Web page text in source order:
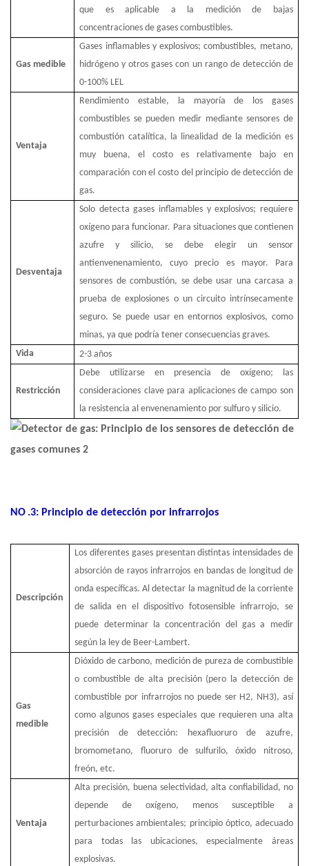
que es aplicable a la medición de bajas
concentraciones de gases combustibles.
Gas medible
Gases inflamables y explosivos; combustibles, metano,
hidrógeno y otros gases con un rango de detección de
0-100% LEL
Ventaja
Rendimiento estable, la mayoría de los gases
combustibles se pueden medir mediante sensores de
combustión catalítica, la linealidad de la medición es
muy buena, el costo es relativamente bajo en
comparación con el costo del principio de detección de
gas.
Desventaja
Solo detecta gases inflamables y explosivos; requiere
oxígeno para funcionar. Para situaciones que contienen
azufre y silicio, se debe elegir un sensor
antienvenenamiento, cuyo precio es mayor. Para
sensores de combustión, se debe usar una carcasa a
prueba de explosiones o un circuito intrínsecamente
seguro. Se puede usar en entornos explosivos, como
minas, ya que podría tener consecuencias graves.
Vida
2-3 años
Restricción
Debe utilizarse en presencia de oxígeno; las
consideraciones clave para aplicaciones de campo son
la resistencia al envenenamiento por sulfuro y silicio.
NO .3: Principio de detección por infrarrojos
Descripción
Los diferentes gases presentan distintas intensidades de
absorción de rayos infrarrojos en bandas de longitud de
onda específicas. Al detectar la magnitud de la corriente
de salida en el dispositivo fotosensible infrarrojo, se
puede determinar la concentración del gas a medir
según la ley de Beer-Lambert.
Gas
medible
Dióxido de carbono, medición de pureza de combustible
o combustible de alta precisión (pero la detección de
combustible por infrarrojos no puede ser H2, NH3), así
como algunos gases especiales que requieren una alta
precisión de detección: hexafluoruro de azufre,
bromometano, fluoruro de sulfurilo, óxido nitroso,
freón, etc.
Ventaja
Alta precisión, buena selectividad, alta confiabilidad, no
depende de oxígeno, menos susceptible a
perturbaciones ambientales; principio óptico, adecuado
para todas las ubicaciones, especialmente áreas
explosivas.